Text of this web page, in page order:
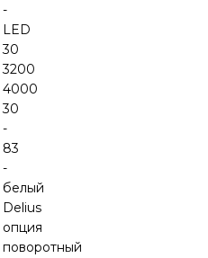
-
LED
30
3200
4000
30
-
83
-
белый
Delius
опция
поворотный